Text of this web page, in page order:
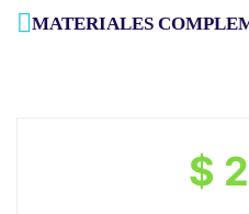
MATERIALES
$